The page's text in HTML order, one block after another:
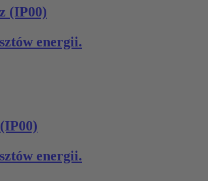
(IP00)
energii.
energii.